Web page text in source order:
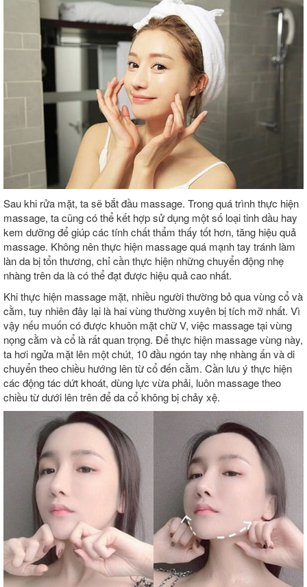
Sau khi rửa mặt, ta sẽ bắt đầu massage. Trong quá trình thực hiện
massage, ta cũng có thể kết hợp sử dụng một số loại tinh dầu hay
kem dưỡng để giúp các tính chất thẩm thấy tốt hơn, tăng hiệu quả
massage. Không nên thực hiện massage quá mạnh tay tránh làm
làn da bị tổn thương, chỉ cần thực hiện những chuyển động nhẹ
nhàng trên da là có thể đạt được hiệu quả cao nhất.
Khi thực hiện massage mặt, nhiều người thường bỏ qua vùng cổ và
cằm, tuy nhiên đây lại là hai vùng thường xuyên bị tích mỡ nhất. Vì
vậy nếu muốn có được khuôn mặt chữ V, việc massage tại vùng
nọng cằm và cổ là rất quan trọng. Để thực hiện massage vùng này,
ta hơi ngửa mặt lên một chút, 10 đầu ngón tay nhẹ nhàng ấn và di
chuyển theo chiều hướng lên từ cổ đến cằm. Cần lưu ý thực hiện
các động tác dứt khoát, dùng lực vừa phải, luôn massage theo
chiều từ dưới lên trên để da cổ không bị chảy xệ.